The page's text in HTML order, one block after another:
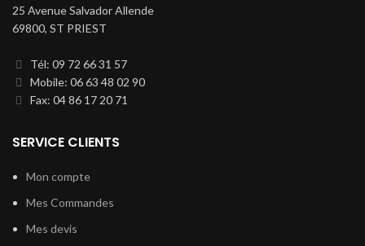
25 Avenue Salvador Allende
69800, ST PRIEST
Tél: 09 72 66 31 57
Mobile: 06 63 48 02 90
Fax: 04 86 17 20 71
SERVICE CLIENTS
Mon compte
Mes Commandes
Mes devis